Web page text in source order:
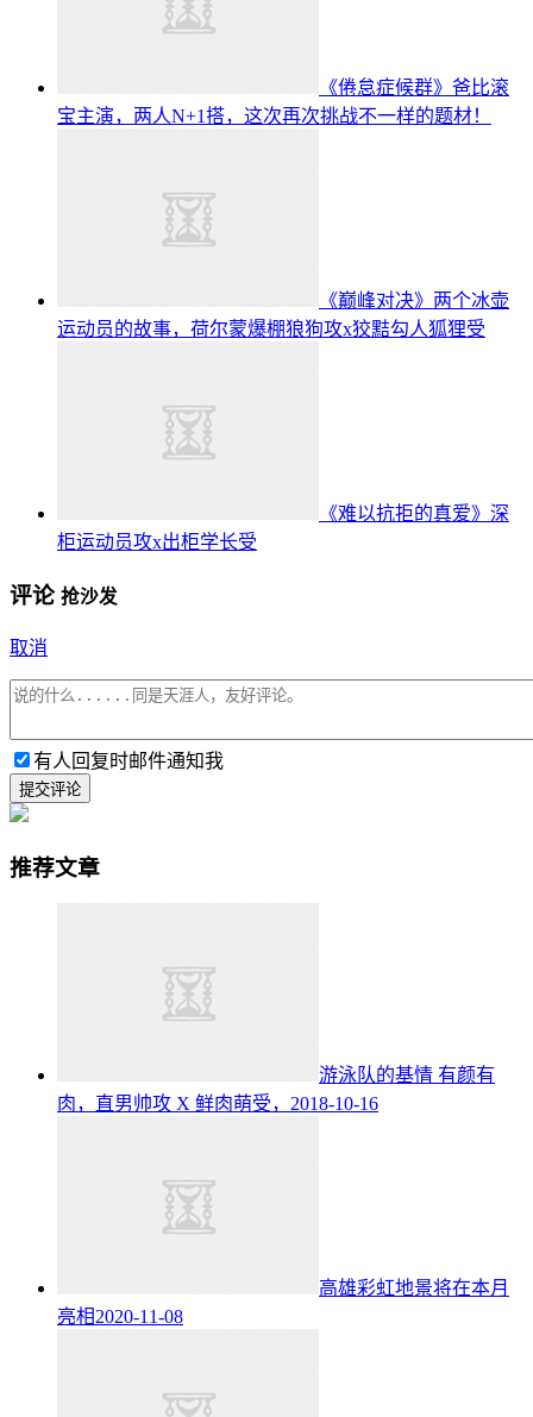
《倦怠症候群》爸比滚
宝主演，两人N+1搭，这次再次挑战不一样的题材！
《巅峰对决》两个冰壶
运动员的故事，荷尔蒙爆棚狼狗攻x狡黠勾人狐狸受
《难以抗拒的真爱》深
柜运动员攻x出柜学长受
评论 抢沙发
取消
有人回复时邮件通知我
提交评论
推荐文章
游泳队的基情 有颜有
肉，直男帅攻 X 鲜肉萌受， 2018-10-16
高雄彩虹地景将在本月
亮相2020-11-08